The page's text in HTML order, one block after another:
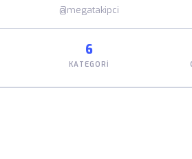
@megatakipci
6
KATEGORI